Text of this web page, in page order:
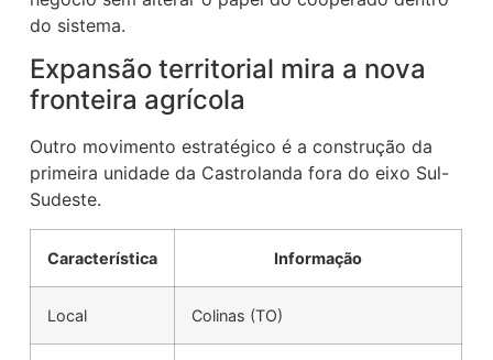
do sistema.
Expansão territorial mira a nova
fronteira agrícola
Outro movimento estratégico é a construção da
primeira unidade da Castrolanda fora do eixo Sul-
Sudeste.
Característica Informação
Local Colinas (TO)